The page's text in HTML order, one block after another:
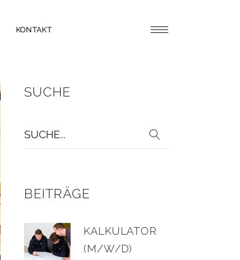
KONTAKT
SUCHE
für:
BEITRÄGE
KALKULATOR
(M/W/D)